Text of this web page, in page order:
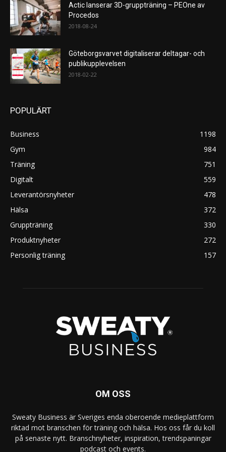
Actic lanserar 3D-gruppträning – PEOne av
Procedos
2018-08-24
Göteborgsvarvet digitaliserar deltagar- och
publikupplevelsen
2018-02-22
POPULÄRT
Business
1198
Gym
984
Träning
751
Digitalt
559
Leverantörsnyheter
478
Hälsa
372
Gruppträning
330
Produktnyheter
272
Personlig träning
157
OM OSS
Sweaty Business är Sveriges enda oberoende medieplattform
riktad mot branschen för träning och hälsa. Hos oss får du koll
på senaste nytt. Branschnyheter, inspiration, trendspaningar
podcast och events.